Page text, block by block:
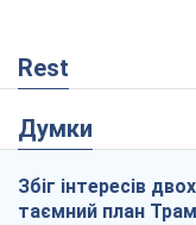
Rest
Думки
Збіг інтересів
таємний план